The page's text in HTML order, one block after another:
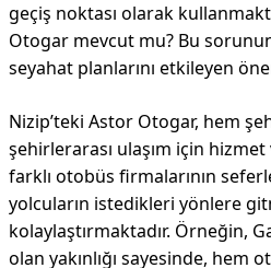
geçiş noktası olarak
Otogar mevcut mu? Bu
seyahat planlarını etkileyen
Nizip’teki Astor Otogar, hem
şehirlerarası ulaşım için
farklı otobüs firmalarının
yolcuların istedikleri yönlere
kolaylaştırmaktadır. Örneğin,
olan yakınlığı sayesinde, hem